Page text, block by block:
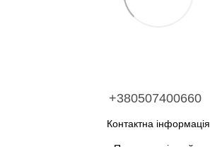
+380507400660
Контактна інформація